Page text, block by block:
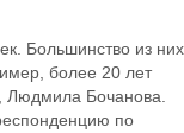
Большинство из них
более 20 лет
Людмила Бочанова.
по